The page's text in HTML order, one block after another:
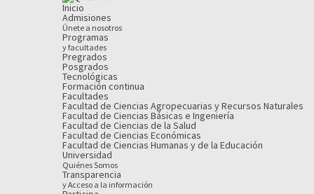
Inicio
Admisiones
Únete a nosotros
Programas
y facultades
Pregrados
Posgrados
Tecnológicas
Formación continua
Facultades
Facultad de Ciencias Agropecuarias y Recursos Naturales
Facultad de Ciencias Básicas e Ingeniería
Facultad de Ciencias de la Salud
Facultad de Ciencias Económicas
Facultad de Ciencias Humanas y de la Educación
Universidad
Quiénes Somos
Transparencia
y Acceso a la información